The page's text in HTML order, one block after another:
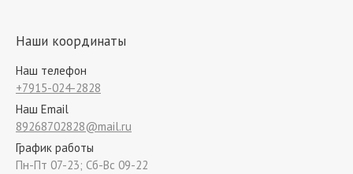
Наши координаты
Наш телефон
+7915-024-2828
Наш Email
89268702828@mail.ru
График работы
Пн-Пт 07-23; Сб-Вс 09-22